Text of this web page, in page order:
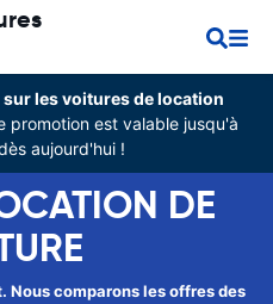
les voitures de location
promotion est valable jusqu'à
aujourd'hui !
DE
Nous comparons les offres des